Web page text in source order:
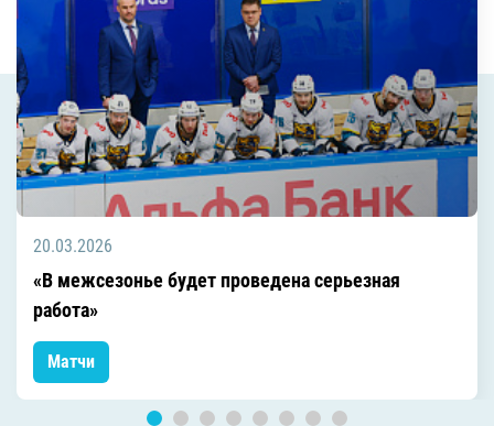
20.03.2026
«В межсезонье будет проведена серьезная
работа»
Матчи